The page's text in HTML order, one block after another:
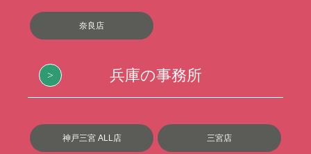
奈良店
兵庫の事務所
神戸三宮 ALL店 三宮店